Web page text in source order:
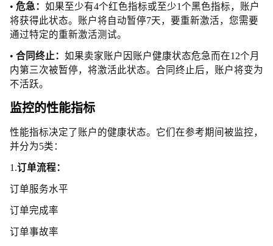
• 危急： 如果至少有4个红色指标或至少1个黑色指标，账户
将获得此状态。账户将自动暂停7天，要重新激活，您需要
通过特定的重新激活测试。
• 合同终止： 如果卖家账户因账户健康状态危急而在12个月
内第三次被暂停，将激活此状态。合同终止后，账户将变为
不活跃。
监控的性能指标
性能指标决定了账户的健康状态。它们在参考期间被监控，
并分为5类：
1.订单流程：
订单服务水平
订单完成率
订单事故率